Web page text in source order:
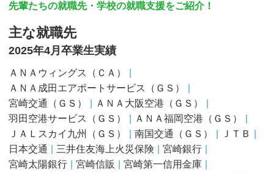
先輩たちの就職先・学校の就職支援をご紹介！
主な就職先
2025年4月卒業生実績
ＡＮＡウィングス（ＣＡ）
ＡＮＡ成田エアポートサービス（ＧＳ）
宮崎交通（ＧＳ）
ＡＮＡ大阪空港（ＧＳ）
羽田空港サービス（ＧＳ）
ＡＮＡ福岡空港（ＧＳ）
ＪＡＬスカイ九州（ＧＳ）
南国交通（ＧＳ）
ＪＴＢ
日本交通
三井住友海上火災保険
宮崎銀行
宮崎太陽銀行
宮崎信販
宮崎第一信用金庫